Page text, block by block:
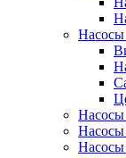
Насосы
Насосы